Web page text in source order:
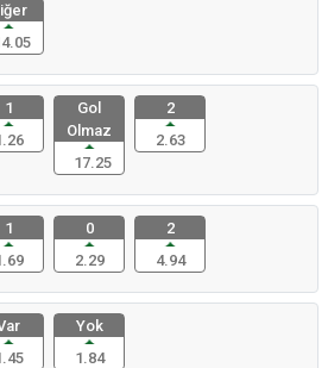
1
Gol
Olmaz
17.25
2
2.63
1
0
2.29
2
4.94
Yok
1.84